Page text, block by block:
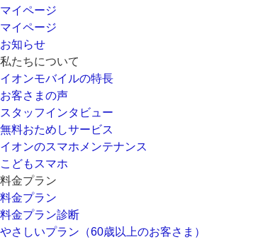
マイページ
マイページ
お知らせ
私たちについて
イオンモバイルの特長
お客さまの声
スタッフインタビュー
無料おためしサービス
イオンのスマホメンテナンス
こどもスマホ
料金プラン
料金プラン
料金プラン診断
やさしいプラン（60歳以上のお客さま）